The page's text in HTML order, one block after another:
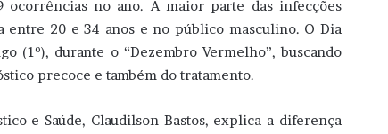
no ano. A maior parte das infecções
20 e 34 anos e no público masculino. O Dia
(1º), durante o “Dezembro Vermelho”, buscando
precoce e também do tratamento.
e Saúde, Claudilson Bastos, explica a diferença